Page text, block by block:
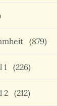
(879)
1 (226)
2 (212)